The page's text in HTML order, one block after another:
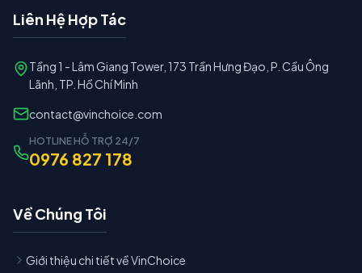
Liên Hệ Hợp Tác
Tầng 1 - Lâm Giang Tower, 173 Trần Hưng Đạo, P. Cầu Ông
Lãnh, TP. Hồ Chí Minh
contact@vinchoice.com
HOTLINE HỖ TRỢ 24/7
0976 827 178
Về Chúng Tôi
Giới thiệu chi tiết về VinChoice